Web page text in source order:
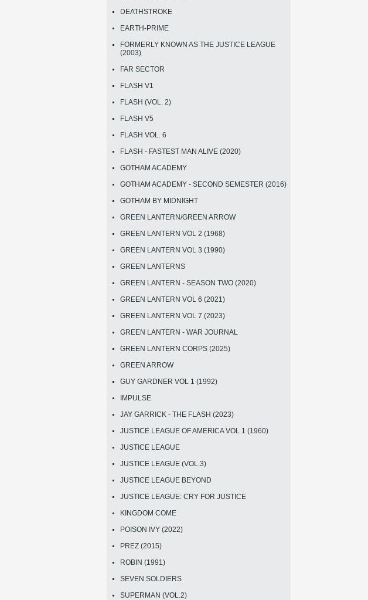
DEATHSTROKE
EARTH-PRIME
FORMERLY KNOWN AS THE JUSTICE LEAGUE
(2003)
FAR SECTOR
FLASH V1
FLASH (VOL. 2)
FLASH V5
FLASH VOL. 6
FLASH - FASTEST MAN ALIVE (2020)
GOTHAM ACADEMY
GOTHAM ACADEMY - SECOND SEMESTER (2016)
GOTHAM BY MIDNIGHT
GREEN LANTERN/GREEN ARROW
GREEN LANTERN VOL 2 (1968)
GREEN LANTERN VOL 3 (1990)
GREEN LANTERNS
GREEN LANTERN - SEASON TWO (2020)
GREEN LANTERN VOL 6 (2021)
GREEN LANTERN VOL 7 (2023)
GREEN LANTERN - WAR JOURNAL
GREEN LANTERN CORPS (2025)
GREEN ARROW
GUY GARDNER VOL 1 (1992)
IMPULSE
JAY GARRICK - THE FLASH (2023)
JUSTICE LEAGUE OF AMERICA VOL 1 (1960)
JUSTICE LEAGUE
JUSTICE LEAGUE (VOL.3)
JUSTICE LEAGUE BEYOND
JUSTICE LEAGUE: CRY FOR JUSTICE
KINGDOM COME
POISON IVY (2022)
PREZ (2015)
ROBIN (1991)
SEVEN SOLDIERS
SUPERMAN (VOL.2)